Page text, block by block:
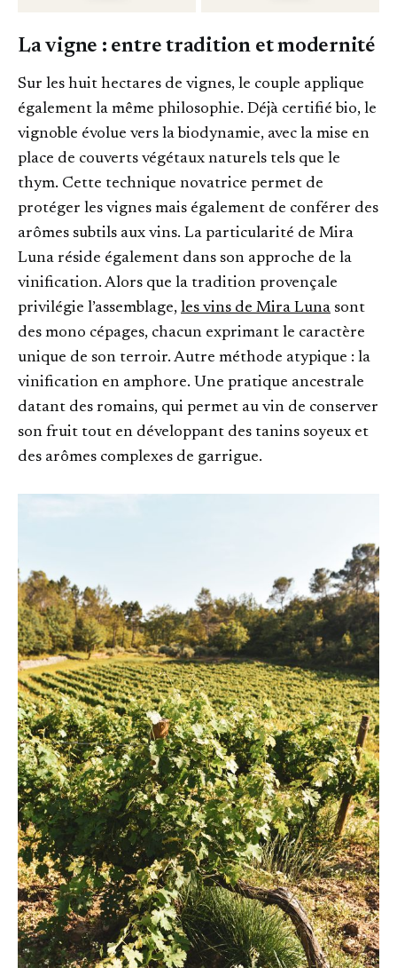
La vigne : entre tradition et modernité
Sur les huit hectares de vignes, le couple applique
également la même philosophie. Déjà certifié bio, le
vignoble évolue vers la biodynamie, avec la mise en
place de couverts végétaux naturels tels que le
thym. Cette technique novatrice permet de
protéger les vignes mais également de conférer des
arômes subtils aux vins. La particularité de Mira
Luna réside également dans son approche de la
vinification. Alors que la tradition provençale
privilégie l’assemblage, les vins de Mira Luna sont
des mono cépages, chacun exprimant le caractère
unique de son terroir. Autre méthode atypique : la
vinification en amphore. Une pratique ancestrale
datant des romains, qui permet au vin de conserver
son fruit tout en développant des tanins soyeux et
des arômes complexes de garrigue.